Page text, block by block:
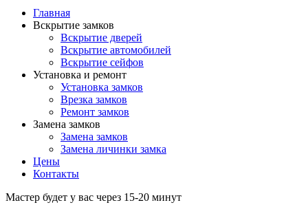
Главная
Вскрытие замков
Вскрытие дверей
Вскрытие автомобилей
Вскрытие сейфов
Установка и ремонт
Установка замков
Врезка замков
Ремонт замков
Замена замков
Замена замков
Замена личинки замка
Цены
Контакты
Мастер будет у вас через 15-20 минут